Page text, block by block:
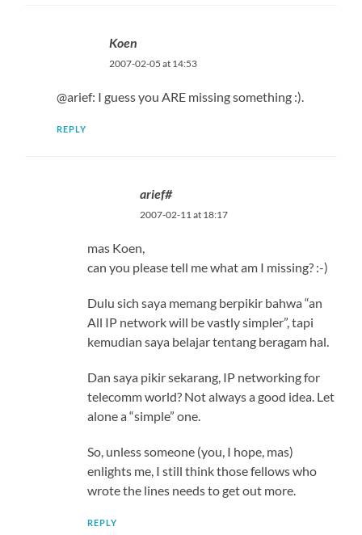
Koen
2007-02-05 at 14:53
@arief: I guess you ARE missing something :).
REPLY
arief#
2007-02-11 at 18:17
mas Koen,
can you please tell me what am I missing? :-)
Dulu sich saya memang berpikir bahwa “an
All IP network will be vastly simpler”, tapi
kemudian saya belajar tentang beragam hal.
Dan saya pikir sekarang, IP networking for
telecomm world? Not always a good idea. Let
alone a “simple” one.
So, unless someone (you, I hope, mas)
enlights me, I still think those fellows who
wrote the lines needs to get out more.
REPLY